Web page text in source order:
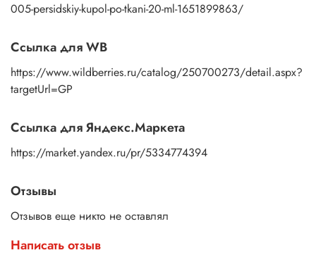
005-persidskiy-kupol-po-tkani-20-ml-1651899863/
Ссылка для WB
https://www.wildberries.ru/catalog/250700273/detail.aspx?
targetUrl=GP
Ссылка для Яндекс.Маркета
https://market.yandex.ru/pr/5334774394
Отзывы
Отзывов еще никто не оставлял
Написать отзыв